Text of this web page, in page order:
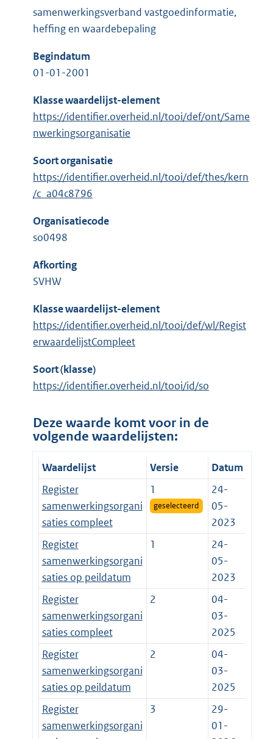
samenwerkingsverband vastgoedinformatie,
heffing en waardebepaling
Begindatum
01-01-2001
Klasse waardelijst-element
https://identifier.overheid.nl/tooi/def/ont/Same
nwerkingsorganisatie
Soort organisatie
https://identifier.overheid.nl/tooi/def/thes/kern
/c_a04c8796
Organisatiecode
so0498
Afkorting
SVHW
Klasse waardelijst-element
https://identifier.overheid.nl/tooi/def/wl/Regist
erwaardelijstCompleet
Soort (klasse)
https://identifier.overheid.nl/tooi/id/so
Deze waarde komt voor in de
volgende waardelijsten:
Waardelijst Versie
Datum
Register
samenwerkingsorgani
saties compleet
1
geselecteerd
24-
05-
2023
Register
samenwerkingsorgani
saties op peildatum
1
24-
05-
2023
Register
samenwerkingsorgani
saties compleet
2
04-
03-
2025
Register
samenwerkingsorgani
saties op peildatum
2
04-
03-
2025
Register
samenwerkingsorgani
3
29-
01-